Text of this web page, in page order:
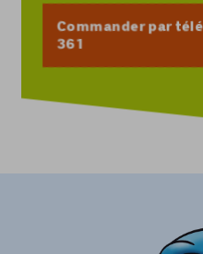
Commander par
361